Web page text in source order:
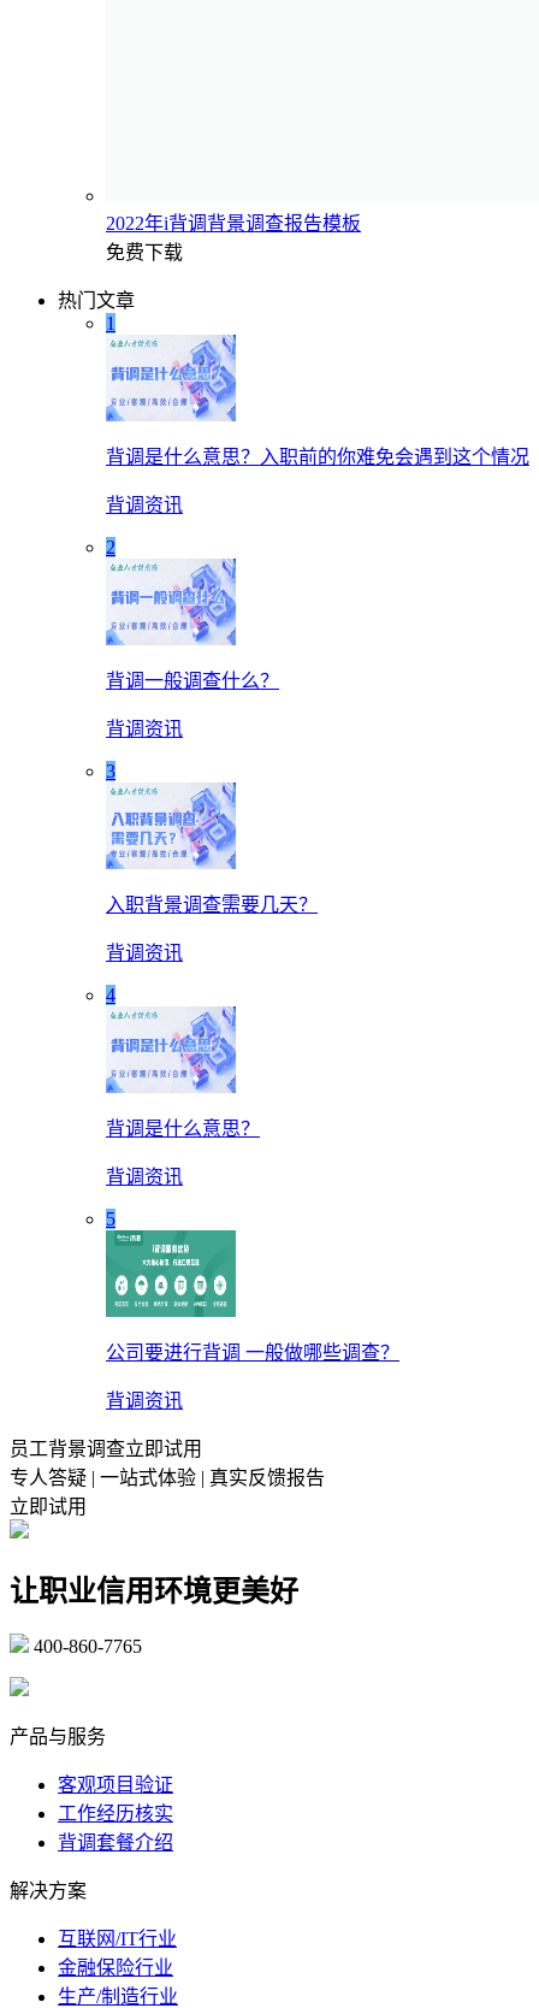
2022年i背调背景调查报告模板
免费下载
热门文章
1
背调是什么意思？入职前的你难免会遇到这个情况
背调资讯
2
背调一般调查什么？
背调资讯
3
入职背景调查需要几天？
背调资讯
4
背调是什么意思？
背调资讯
5
公司要进行背调 一般做哪些调查？
背调资讯
员工背景调查立即试用
专人答疑 | 一站式体验 | 真实反馈报告
立即试用
让职业信用环境更美好
400-860-7765
产品与服务
客观项目验证
工作经历核实
背调套餐介绍
解决方案
互联网/IT行业
金融保险行业
生产/制造行业